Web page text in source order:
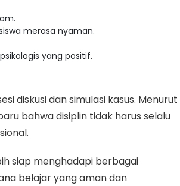
merasa nyaman.
yang positif.
diskusi dan simulasi kasus. Menurut
bahwa disiplin tidak harus selalu
siap menghadapi berbagai
belajar yang aman dan